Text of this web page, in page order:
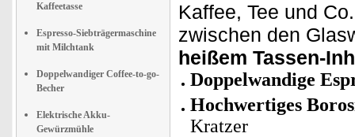
Kaffeetasse
Espresso-Siebträgermaschine
mit Milchtank
Doppelwandiger Coffee-to-go-
Becher
Elektrische Akku-
Gewürzmühle
Kaffee, Tee und
zwischen den
heißem Tassen-
Doppelwandige
Hochwertiges
Kratzer